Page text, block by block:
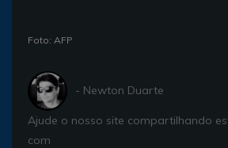
Foto: AFP
- Newton Duarte
Ajude o nosso site compartilhando
com